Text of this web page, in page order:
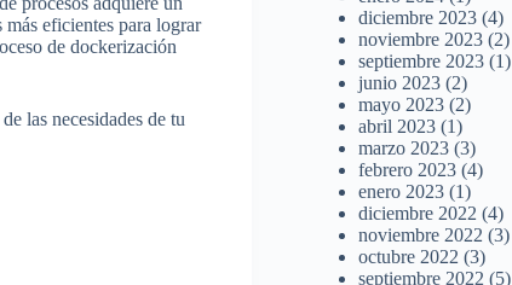
eficientes para lograr
de dockerización
las necesidades de tu
diciembre 2023 (4)
noviembre 2023 (2)
septiembre 2023 (1)
junio 2023 (2)
mayo 2023 (2)
abril 2023 (1)
marzo 2023 (3)
febrero 2023 (4)
enero 2023 (1)
diciembre 2022 (4)
noviembre 2022 (3)
octubre 2022 (3)
septiembre 2022 (5)